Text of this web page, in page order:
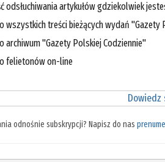
odsłuchiwania artykułów gdziekolwiek
wszystkich treści bieżących wydań "Gazety
archiwum "Gazety Polskiej Codziennie"
felietonów on-line
Dowiedz
odnośnie subskrypcji? Napisz do nas